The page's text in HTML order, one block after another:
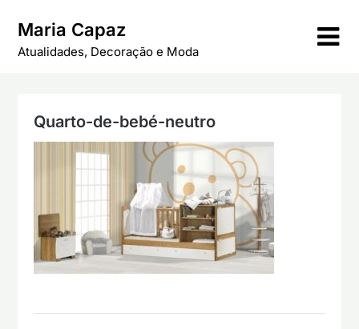
content
Maria Capaz
Atualidades, Decoração e Moda
Quarto-de-bebé-neutro